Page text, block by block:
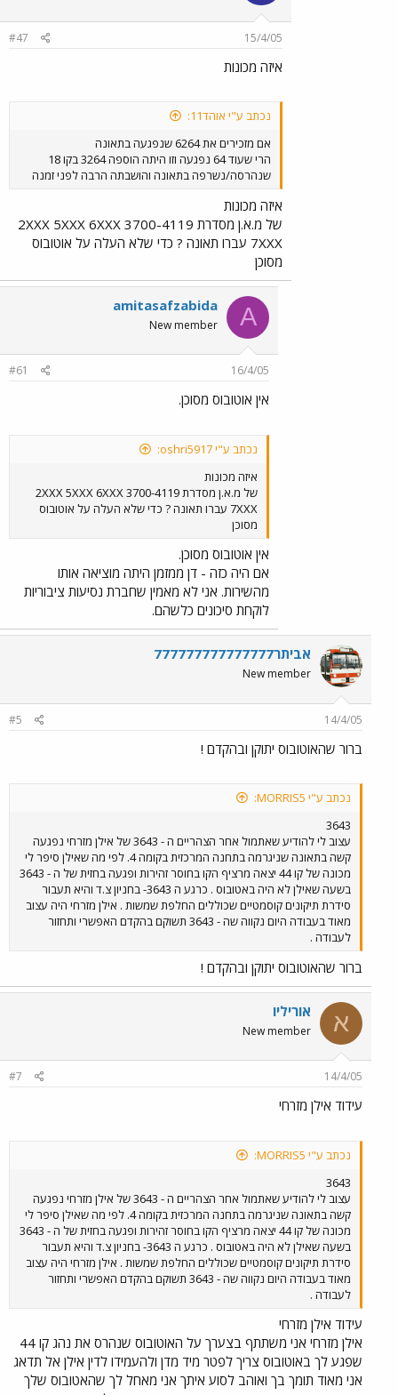
15/4/05
#47
איזה מכונות
נכתב ע"י אוהד11:
אם מזכירים את 6264 שנפגעה בתאונה
הרי שעוד 64 נפגעה וזו היתה הוספה 3264 בקו 18
שנהרסה/נשרפה בתאונה והושבתה הרבה לפני זמנה
איזה מכונות
של מ.א.ן מסדרת 3700-4119 2XXX 5XXX 6XXX
7XXX עברו תאונה ? כדי שלא העלה על אוטובוס
מסוכן
A
amitasafzabida
New member
16/4/05
#61
אין אוטובוס מסוכן.
נכתב ע"י oshri5917:
איזה מכונות
של מ.א.ן מסדרת 3700-4119 2XXX 5XXX 6XXX
7XXX עברו תאונה ? כדי שלא העלה על אוטובוס
מסוכן
אין אוטובוס מסוכן.
אם היה כזה - דן ממזמן היתה מוציאה אותו
מהשירות. אני לא מאמין שחברת נסיעות ציבוריות
לוקחת סיכונים כלשהם.
אביתר777777777777777
New member
14/4/05
#5
ברור שהאוטובוס יתוקן ובהקדם !
נכתב ע"י MORRIS5:
3643
עצוב לי להודיע שאתמול אחר הצהריים ה - 3643 של אילן מזרחי נפגעה
קשה בתאונה שניגרמה בתחנה המרכזית בקומה 4. לפי מה שאילן סיפר לי
מכונה של קו 44 יצאה מרציף הקו בחוסר זהירות ופגעה בחזית של ה - 3643
בשעה שאילן לא היה באטובוס . כרגע ה 3643- בחניון צ.ד והיא תעבור
סידרת תיקונים קוסמטיים שכוללים החלפת שמשות . אילן מזרחי היה עצוב
מאוד בעבודה היום נקווה שה - 3643 תשוקם בהקדם האפשרי ותחזור
לעבודה .
ברור שהאוטובוס יתוקן ובהקדם !
א אוריליו
New member
14/4/05
#7
עידוד אילן מזרחי
נכתב ע"י MORRIS5:
3643
עצוב לי להודיע שאתמול אחר הצהריים ה - 3643 של אילן מזרחי נפגעה
קשה בתאונה שניגרמה בתחנה המרכזית בקומה 4. לפי מה שאילן סיפר לי
מכונה של קו 44 יצאה מרציף הקו בחוסר זהירות ופגעה בחזית של ה - 3643
בשעה שאילן לא היה באטובוס . כרגע ה 3643- בחניון צ.ד והיא תעבור
סידרת תיקונים קוסמטיים שכוללים החלפת שמשות . אילן מזרחי היה עצוב
מאוד בעבודה היום נקווה שה - 3643 תשוקם בהקדם האפשרי ותחזור
לעבודה .
עידוד אילן מזרחי
אילן מזרחי אני משתתף בצערך על האוטובוס שנהרס את נהג קו 44
שפגע לך באוטובוס צריך לפטר מיד מדן ולהעמידו לדין אילן אל תדאג
אני מאוד תומך בך ואוהב לסוע איתך אני מאחל לך שהאטובוס שלך